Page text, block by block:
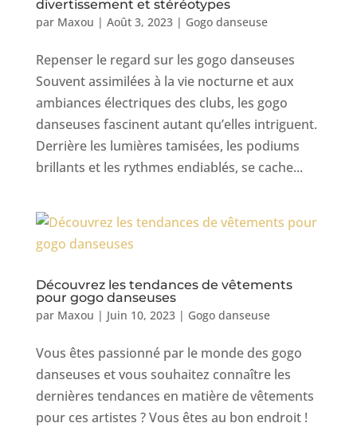
divertissement et stéréotypes
par Maxou | Août 3, 2023| Gogo danseuse
Repenser le regard sur les gogo danseuses
Souvent assimilées à la vie nocturne et aux
ambiances électriques des clubs, les gogo
danseuses fascinent autant qu’elles intriguent.
Derrière les lumières tamisées, les podiums
brillants et les rythmes endiablés, se cache...
Découvrez les tendances de vêtements
pour gogo danseuses
par Maxou | Juin 10, 2023| Gogo danseuse
Vous êtes passionné par le monde des gogo
danseuses et vous souhaitez connaître les
dernières tendances en matière de vêtements
pour ces artistes ? Vous êtes au bon endroit !